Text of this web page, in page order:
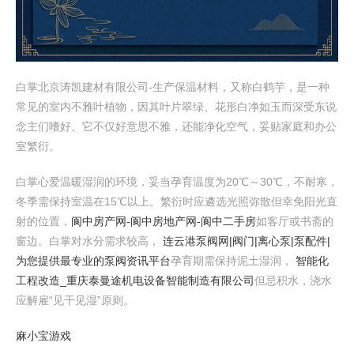
白掌北京涛凯建材有限公司-生产保温材料，又称白鹤芋，是一种
常见的室内不雅叶植物，因其叶片翠绿、花形白净如玉而深受东说
念主们嗜好。它不仅好意思不雅，还能净化空气，妥贴家庭和办公
室繁衍。
白掌心爱温暖湿润的环境，妥当孕育温度为20℃～30℃，不耐寒，
冬季需保持室温在15℃以上。繁衍时应遴选光照弥散但幸免阳光直
射的位置， 阆中房产网-阆中房地产网-阆中二手房如客厅或书斋的
窗边。白掌对水分需求较高， 连云港泵阀网|阀门|离心泵|泵配件|
为您提供最专业的泵阀资讯平台孕育期需保持泥土湿润， 智能化
工程改造_重庆泰曼途机电设备智能制造有限公司但忌积水，浇水
应解雇“见干见湿”原则。
麻小宝游戏